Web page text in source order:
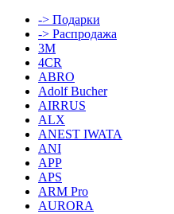
-> Подарки
-> Распродажа
3M
4CR
ABRO
Adolf Bucher
AIRRUS
ALX
ANEST IWATA
ANI
APP
APS
ARM Pro
AURORA